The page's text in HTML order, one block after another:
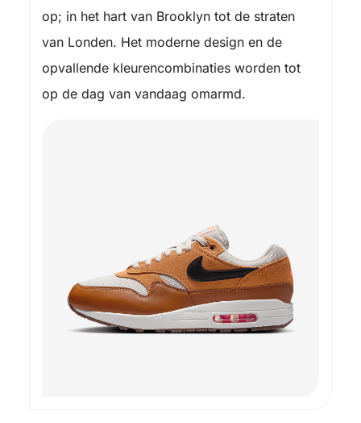
op; in het hart van Brooklyn tot de straten
van Londen. Het moderne design en de
opvallende kleurencombinaties worden tot
op de dag van vandaag omarmd.